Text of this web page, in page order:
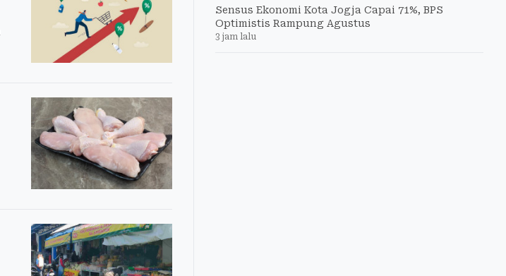
Sensus Ekonomi Kota Jogja Capai 71%, BPS
Optimistis Rampung Agustus
3 jam lalu